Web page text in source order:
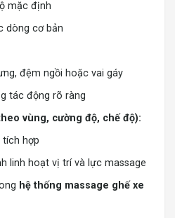
mặc định
dòng cơ bản
đệm ngồi hoặc vai gáy
tác động rõ ràng
vùng, cường độ, chế độ):
tích hợp
linh hoạt vị trí và lực massage
hệ thống massage ghế xe